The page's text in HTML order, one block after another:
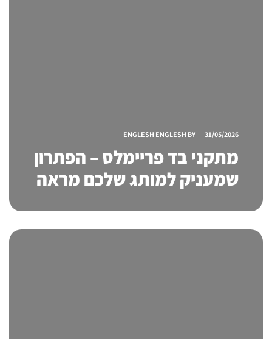
31/05/2026
BY
ENGLESH ENGLESH
מתקני בד פריימלס – הפתרון
שמעניק למותג שלכם מראה
גמישות ונוחות